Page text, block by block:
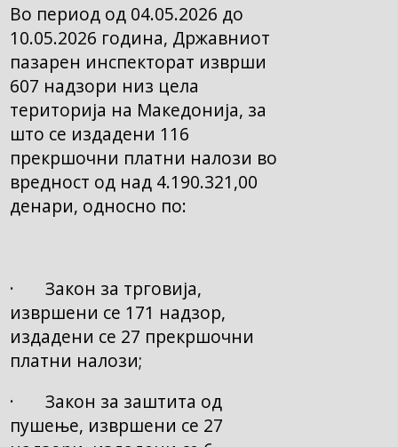
Во период од 04.05.2026 до
10.05.2026 година, Државниот
пазарен инспекторат изврши
607 надзори низ цела
територија на Македонија, за
што се издадени 116
прекршочни платни налози во
вредност од над 4.190.321,00
денари, односно по:
· Закон за трговија,
извршени се 171 надзор,
издадени се 27 прекршочни
платни налози;
· Закон за заштита од
пушење, извршени се 27